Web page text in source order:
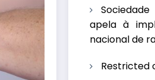
apela à
nacional de
Restricted